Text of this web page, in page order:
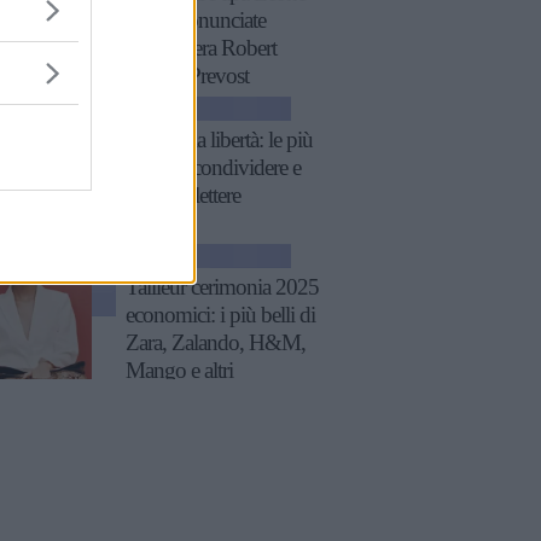
XIV, pronunciate
quando era Robert
Francis Prevost
Frasi sulla libertà: le più
belle da condividere e
su cui riflettere
Tailleur cerimonia 2025
economici: i più belli di
Zara, Zalando, H&M,
Mango e altri